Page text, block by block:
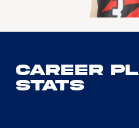
Career
Stats